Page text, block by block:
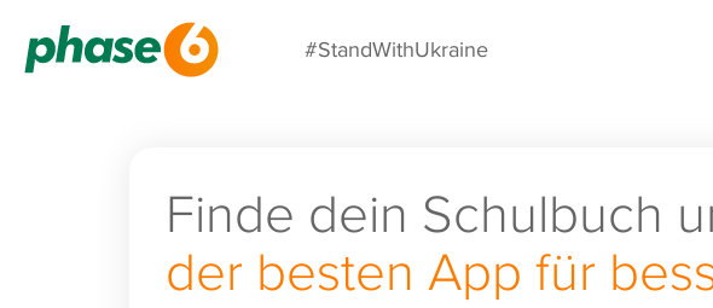
#StandWithUkraine
Finde dein Schulbuch
der besten App für